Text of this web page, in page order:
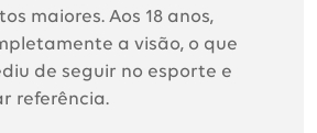
maiores. Aos 18 anos,
a visão, o que
de seguir no esporte e
referência.